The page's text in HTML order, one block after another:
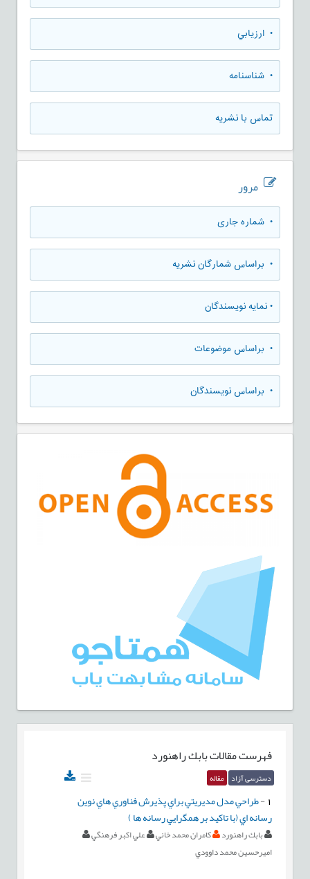
• ارزيابي
• شناسنامه
تماس با نشریه
مرور
• شماره جاری
• براساس شمارگان نشریه
•نمایه نویسندگان
• براساس موضوعات
• براساس نویسندگان
فهرست مقالاتبابك راهنورد
دسترسی آزاد مقاله
-طراحي مدل مديريتي براي پذيرش فناوري هاي نوين
رسانه اي (با تاكيد بر همگرايي رسانه ها )
بابك راهنورد كامران محمد خاني
علي اكبر فرهنگي
اميرحسين محمد داوودي